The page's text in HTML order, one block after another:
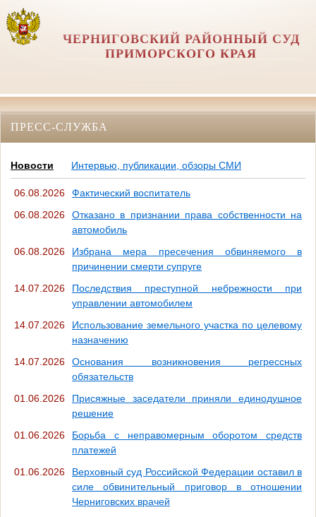
ЧЕРНИГОВСКИЙ РАЙОННЫЙ СУД
ПРИМОРСКОГО КРАЯ
ПРЕСС-СЛУЖБА
Новости Интервью, публикации, обзоры СМИ
06.08.2026
Фактический воспитатель
06.08.2026
Отказано в признании права собственности на
автомобиль
06.08.2026
Избрана мера пресечения обвиняемого в
причинении смерти супруге
14.07.2026
Последствия преступной небрежности при
управлении автомобилем
14.07.2026
Использование земельного участка по целевому
назначению
14.07.2026
Основания возникновения регрессных
обязательств
01.06.2026
Присяжные заседатели приняли единодушное
решение
01.06.2026
Борьба с неправомерным оборотом средств
платежей
01.06.2026
Верховный суд Российской Федерации оставил в
силе обвинительный приговор в отношении
Черниговских врачей